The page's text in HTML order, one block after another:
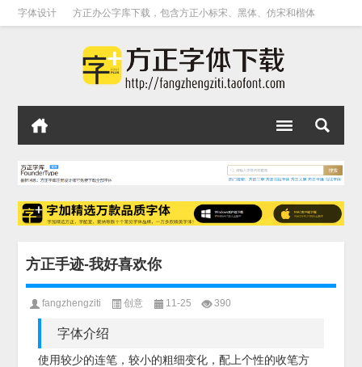
字体设计 方正办公字库下载，包含方正小标宋、黑体、仿宋和楷体
方正手迹-我好喜欢你
fangzhengziti 创意 11-25 390
字体介绍
使用较少的连笔，较小的粗细变化，配上个性的收笔方